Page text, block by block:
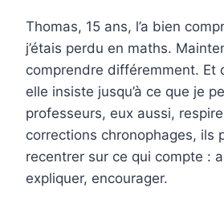
Thomas, 15 ans, l’a bien
j’étais perdu en maths.
comprendre différemment. Et
elle insiste jusqu’à ce que je
professeurs, eux aussi,
corrections chronophages, ils
recentrer sur ce qui compte :
expliquer, encourager.